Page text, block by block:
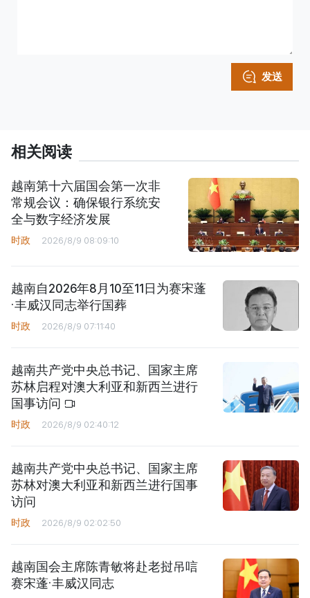
发送
相关阅读
越南第十六届国会第一次非
常规会议：确保银行系统安
全与数字经济发展
时政 2026/8/9 08:09:10
越南自2026年8月10至11日为赛宋蓬
·丰威汉同志举行国葬
时政 2026/8/9 07:11:40
越南共产党中央总书记、国家主席
苏林启程对澳大利亚和新西兰进行
国事访问
时政 2026/8/9 02:40:12
越南共产党中央总书记、国家主席
苏林对澳大利亚和新西兰进行国事
访问
时政 2026/8/9 02:02:50
越南国会主席陈青敏将赴老挝吊唁
赛宋蓬·丰威汉同志